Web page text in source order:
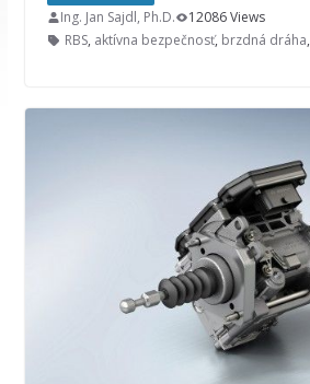
Ing. Jan Sajdl, Ph.D.
12086 Views
RBS, aktívna bezpečnosť, brzdná dráha,